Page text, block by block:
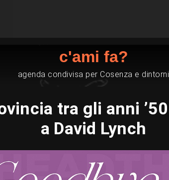
c'ami fa?
agenda condivisa per Cosenza e dintorni
tra gli anni
a David Lynch